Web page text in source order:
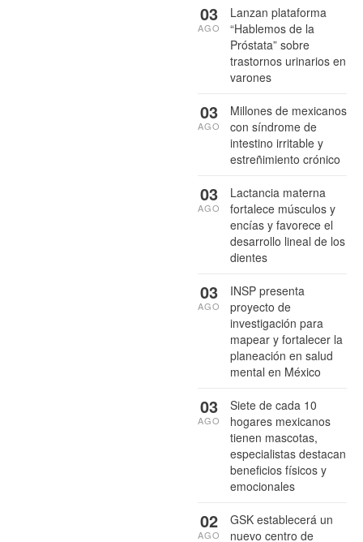
Lanzan plataforma
“Hablemos de la
Próstata” sobre
trastornos urinarios en
varones
03
AGO
Millones de mexicanos
con síndrome de
intestino irritable y
estreñimiento crónico
03
AGO
Lactancia materna
fortalece músculos y
encías y favorece el
desarrollo lineal de los
dientes
03
AGO
INSP presenta
proyecto de
investigación para
mapear y fortalecer la
planeación en salud
mental en México
03
AGO
Siete de cada 10
hogares mexicanos
tienen mascotas,
especialistas destacan
beneficios físicos y
emocionales
03
AGO
GSK establecerá un
nuevo centro de
02
AGO